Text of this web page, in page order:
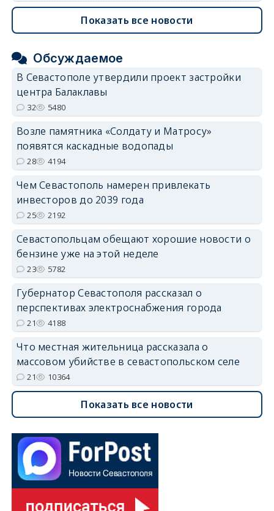
Показать все новости
Обсуждаемое
В Севастополе утвердили проект застройки
центра Балаклавы
32 5480
Возле памятника «Солдату и Матросу»
появятся каскадные водопады
28 4194
Чем Севастополь намерен привлекать
инвесторов до 2039 года
25 2192
Севастопольцам обещают хорошие новости о
бензине уже на этой неделе
23 5782
Губернатор Севастополя рассказал о
перспективах электроснабжения города
21 4188
Что местная жительница рассказала о
массовом убийстве в севастопольском селе
21 10364
Показать все новости